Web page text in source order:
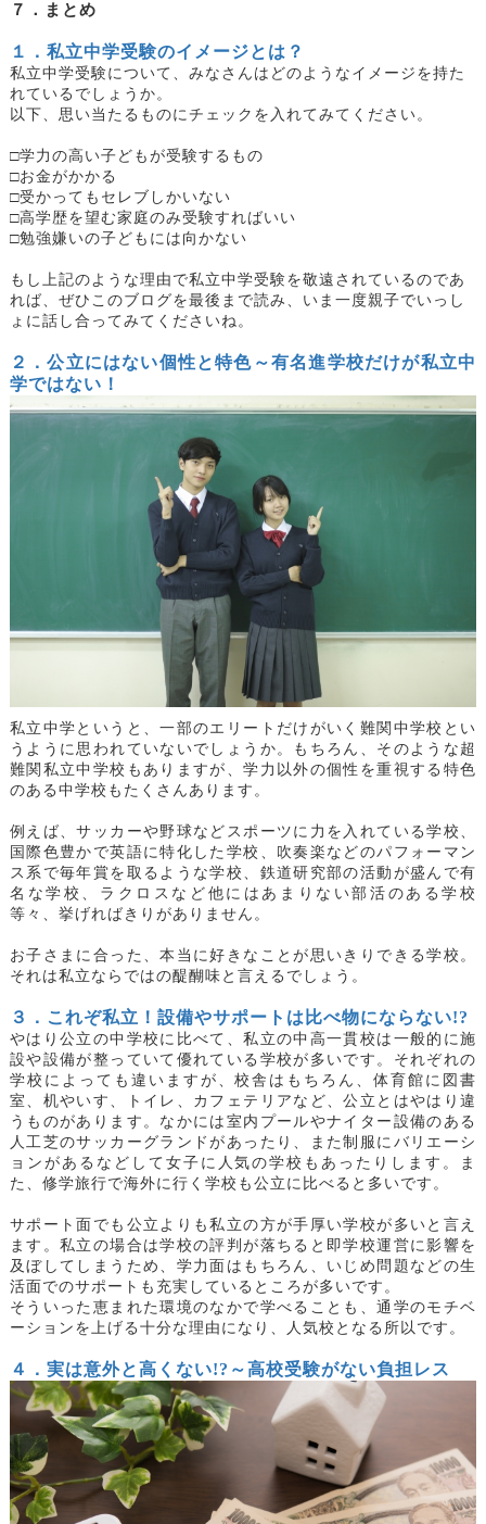
７．まとめ
１．私立中学受験のイメージとは？
私立中学受験について、みなさんはどのようなイメージを持た
れているでしょうか。
以下、思い当たるものにチェックを入れてみてください。
□学力の高い子どもが受験するもの
□お金がかかる
□受かってもセレブしかいない
□高学歴を望む家庭のみ受験すればいい
□勉強嫌いの子どもには向かない
もし上記のような理由で私立中学受験を敬遠されているのであ
れば、ぜひこのブログを最後まで読み、いま一度親子でいっし
ょに話し合ってみてくださいね。
２．公立にはない個性と特色～有名進学校だけが私立中
学ではない！
私立中学というと、一部のエリートだけがいく難関中学校とい
うように思われていないでしょうか。もちろん、そのような超
難関私立中学校もありますが、学力以外の個性を重視する特色
のある中学校もたくさんあります。
例えば、サッカーや野球などスポーツに力を入れている学校、
国際色豊かで英語に特化した学校、吹奏楽などのパフォーマン
ス系で毎年賞を取るような学校、鉄道研究部の活動が盛んで有
名な学校、ラクロスなど他にはあまりない部活のある学校
等々、挙げればきりがありません。
お子さまに合った、本当に好きなことが思いきりできる学校。
それは私立ならではの醍醐味と言えるでしょう。
３．これぞ私立！設備やサポートは比べ物にならない!?
やはり公立の中学校に比べて、私立の中高一貫校は一般的に施
設や設備が整っていて優れている学校が多いです。それぞれの
学校によっても違いますが、校舎はもちろん、体育館に図書
室、机やいす、トイレ、カフェテリアなど、公立とはやはり違
うものがあります。なかには室内プールやナイター設備のある
人工芝のサッカーグランドがあったり、また制服にバリエーシ
ョンがあるなどして女子に人気の学校もあったりします。ま
た、修学旅行で海外に行く学校も公立に比べると多いです。
サポート面でも公立よりも私立の方が手厚い学校が多いと言え
ます。私立の場合は学校の評判が落ちると即学校運営に影響を
及ぼしてしまうため、学力面はもちろん、いじめ問題などの生
活面でのサポートも充実しているところが多いです。
そういった恵まれた環境のなかで学べることも、通学のモチベ
ーションを上げる十分な理由になり、人気校となる所以です。
４．実は意外と高くない!?～高校受験がない負担レス